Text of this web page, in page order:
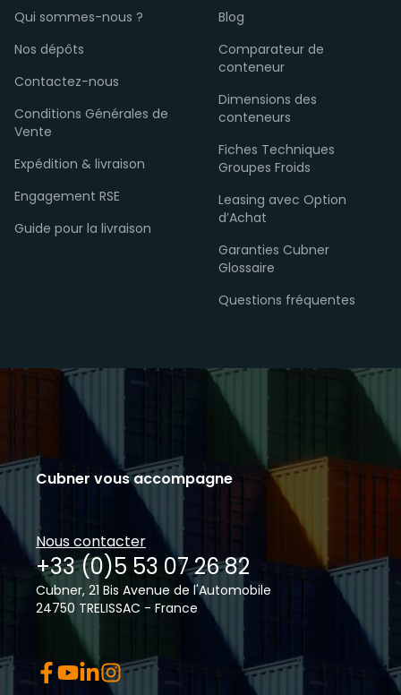
Cubner vous accompagne
Nous contacter
+33 (0)5 53 07 26 82
Cubner, 21 Bis Avenue de l'Automobile
24750 TRELISSAC - France
Qui sommes-nous ?
Nos dépôts
Contactez-nous
Conditions Générales de
Vente
Expédition & livraison
Engagement RSE
Guide pour la livraison
Blog
Comparateur de
conteneur
Dimensions des
conteneurs
Fiches Techniques
Groupes Froids
Leasing avec Option
d’Achat
Garanties Cubner
Glossaire
Questions fréquentes